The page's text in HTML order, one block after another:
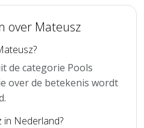
over Mateusz
de categorie Pools
over de betekenis wordt
Nederland?